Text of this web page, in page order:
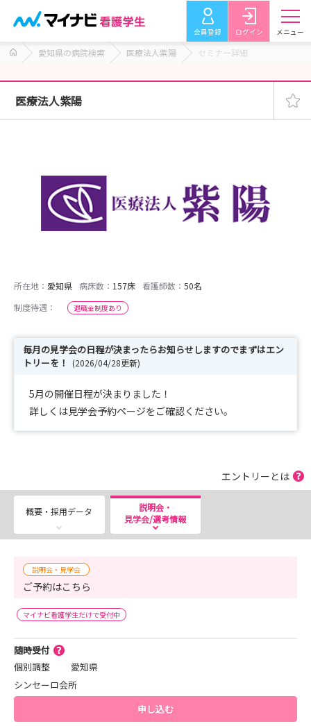
会員登録 ログイン メニュー
愛知県の病院検索 医療法人紫陽 セミナー詳細
医療法人紫陽
所在地： 愛知県 病床数： 157床 看護師数： 50名
制度待遇：
退職金制度あり
毎月の見学会の日程が決まったらお知らせしますのでまずはエン
トリーを！
(2026/04/28更新)
5月の開催日程が決まりました！
詳しくは見学会予約ページをご確認ください。
エントリーとは
概要・採用データ
説明会・
見学会/選考情報
説明会・見学会
ご予約はこちら
マイナビ看護学生だけで受付中
随時受付
個別調整
愛知県
シンセーロ会所
申し込む